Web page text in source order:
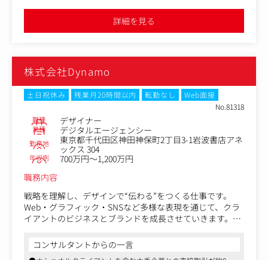
・ロゴ、キービジュアル、パンフレットなどグラフィック
・アートディレクター、Webディレクター、コピーライタ
ー等との連携によるチーム制作
・アートディレクターのディレクション、デザイン提案な
・効果検証を踏まえた改善提案、デザインのブラッシュア
ップ
・自社およびクライアントのブランドガイドライン策定や
トーン＆マナー整備
現時点で全てを経験していなくても、入社から半年～1年
す。
＜案件例＞
・サービス立ち上げに伴う、ロゴ・サイト・パンフレッ
詳細を見る
株式会社Dynamo
土日祝休み 残業月20時間以内 転勤なし
Web面接
No.81318
職種 デザイナー
業種 デジタルエージェンシー
勤務地
東京都千代田区神田神保町2丁目3-1岩波書店アネ
ックス 304
年収例
700万円～1,200万円
職務内容
戦略を理解し、デザインで“伝わる”をつくる仕事です。
Web・グラフィック・SNSなど多様な表現を通じて、クラ
イアントのビジネスとブランドを成長させていきます。
＜具体的には＞
・コーポレートサイト、ブランドサイト、採用サイト、LP
コンサルタントからの一言